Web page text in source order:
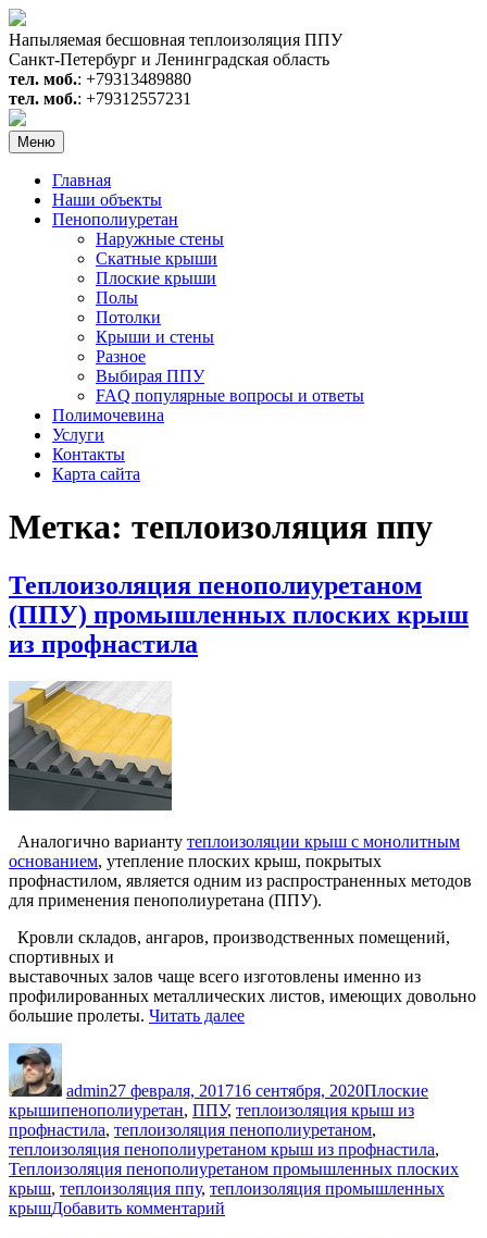
Перейти
к
содержимому
Напыляемая бесшовная теплоизоляция ППУ
Санкт-Петербург и Ленинградская область
тел. моб.: +79313489880
тел. моб.: +79312557231
Меню
Главная
Наши объекты
Пенополиуретан
Наружные стены
Скатные крыши
Плоские крыши
Полы
Потолки
Крыши и стены
Разное
Выбирая ППУ
FAQ популярные вопросы и ответы
Полимочевина
Услуги
Контакты
Карта сайта
Метка: теплоизоляция ппу
Теплоизоляция пенополиуретаном
(ППУ) промышленных плоских крыш
из профнастила
Аналогично варианту теплоизоляции крыш с монолитным
основанием, утепление плоских крыш, покрытых
профнастилом, является одним из распространенных методов
для применения пенополиуретана (ППУ).
Кровли складов, ангаров, производственных помещений,
спортивных и
выставочных залов чаще всего изготовлены именно из
профилированных металлических листов, имеющих довольно
большие пролеты. Читать далее«Теплоизоляция
плоских
крыш
из
профнастила»
admin27 февраля, 201716 сентября, 2020Плоские
крышиМетки
пенополиуретан, ППУ, теплоизоляция крыш из
профнастила, теплоизоляция пенополиуретаном,
теплоизоляция пенополиуретаном крыш из профнастила,
Теплоизоляция пенополиуретаном промышленных плоских
крыш, теплоизоляция ппу, теплоизоляция промышленных
крышДобавить комментарий